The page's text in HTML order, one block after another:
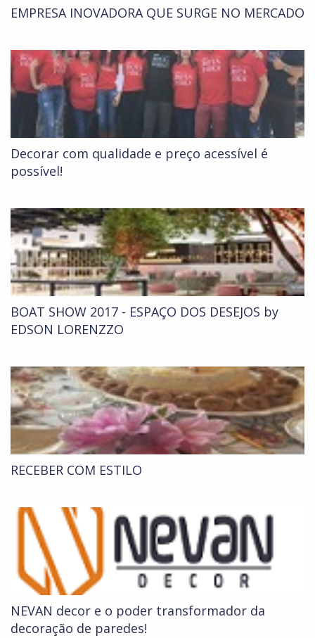
EMPRESA INOVADORA QUE SURGE NO MERCADO
Decorar com qualidade e preço acessível é
possível!
BOAT SHOW 2017 - ESPAÇO DOS DESEJOS by
EDSON LORENZZO
RECEBER COM ESTILO
NEVAN decor e o poder transformador da
decoração de paredes!